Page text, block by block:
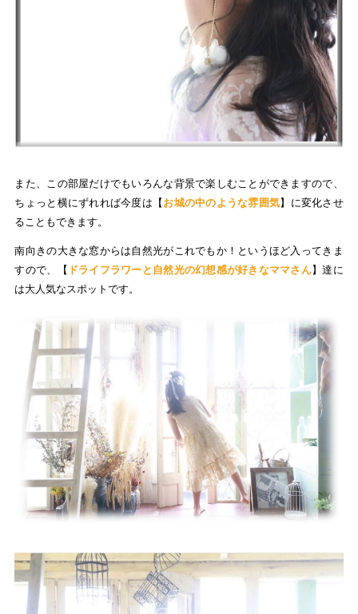
また、この部屋だけでもいろんな背景で楽しむことができますので、
ちょっと横にずれれば今度は【お城の中のような雰囲気】に変化させ
ることもできます。
南向きの大きな窓からは自然光がこれでもか！というほど入ってきま
すので、【 ドライフラワーと自然光の幻想感が好きなママさん】達に
は大人気なスポットです。